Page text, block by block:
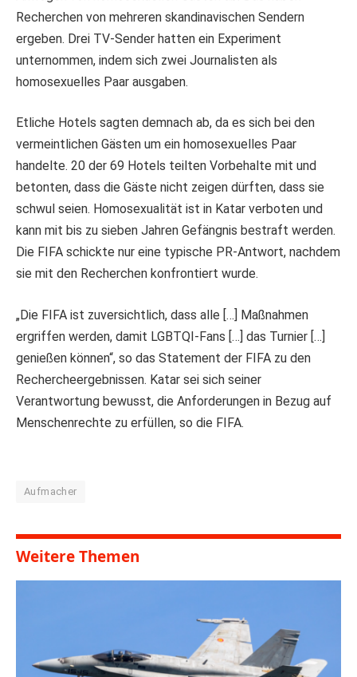
Recherchen von mehreren skandinavischen Sendern
ergeben. Drei TV-Sender hatten ein Experiment
unternommen, indem sich zwei Journalisten als
homosexuelles Paar ausgaben.
Etliche Hotels sagten demnach ab, da es sich bei den
vermeintlichen Gästen um ein homosexuelles Paar
handelte. 20 der 69 Hotels teilten Vorbehalte mit und
betonten, dass die Gäste nicht zeigen dürften, dass sie
schwul seien. Homosexualität ist in Katar verboten und
kann mit bis zu sieben Jahren Gefängnis bestraft werden.
Die FIFA schickte nur eine typische PR-Antwort, nachdem
sie mit den Recherchen konfrontiert wurde.
„Die FIFA ist zuversichtlich, dass alle […] Maßnahmen
ergriffen werden, damit LGBTQI-Fans […] das Turnier […]
genießen können“, so das Statement der FIFA zu den
Rechercheergebnissen. Katar sei sich seiner
Verantwortung bewusst, die Anforderungen in Bezug auf
Menschenrechte zu erfüllen, so die FIFA.
Aufmacher
Weitere Themen